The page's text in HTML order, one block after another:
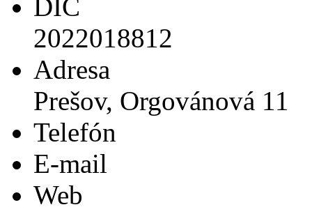
DIČ
2022018812
Adresa
Prešov, Orgovánová 11
Telefón
E-mail
Web